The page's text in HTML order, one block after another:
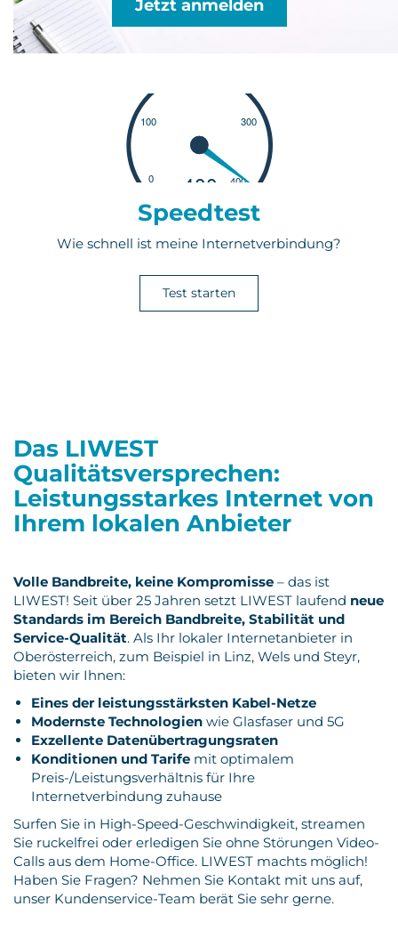
Jetzt anmelden
Speedtest
Wie schnell ist meine Internetverbindung?
Test starten
Das LIWEST
Qualitätsversprechen:
Leistungsstarkes Internet von
Ihrem lokalen Anbieter
Volle Bandbreite, keine Kompromisse – das ist
LIWEST! Seit über 25 Jahren setzt LIWEST laufend neue
Standards im Bereich Bandbreite, Stabilität und
Service-Qualität. Als Ihr lokaler Internetanbieter in
Oberösterreich, zum Beispiel in Linz, Wels und Steyr,
bieten wir Ihnen:
Eines der leistungsstärksten Kabel-Netze
Modernste Technologien wie Glasfaser und 5G
Exzellente Datenübertragungsraten
Konditionen und Tarife mit optimalem
Preis-/Leistungsverhältnis für Ihre
Internetverbindung zuhause
Surfen Sie in High-Speed-Geschwindigkeit, streamen
Sie ruckelfrei oder erledigen Sie ohne Störungen Video-
Calls aus dem Home-Office. LIWEST machts möglich!
Haben Sie Fragen? Nehmen Sie Kontakt mit uns auf,
unser Kundenservice-Team berät Sie sehr gerne.